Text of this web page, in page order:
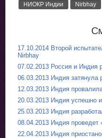
НИОКР Индии Nirbhay
17.10.2014 Второй
Nirbhay
07.02.2013 Россия и Индия
06.03.2013 Индия затянула
12.03.2013 Индия
20.03.2013 Индия успешно
25.03.2013 Индия
08.04.2013 Индия проведет
22.04.2013 Индия